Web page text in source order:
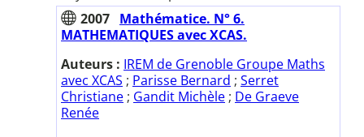
2007 Mathématice. N° 6.
MATHEMATIQUES avec XCAS.
Auteurs : IREM de Grenoble Groupe Maths
avec XCAS ; Parisse Bernard ; Serret
Christiane ; Gandit Michèle ; De Graeve
Renée